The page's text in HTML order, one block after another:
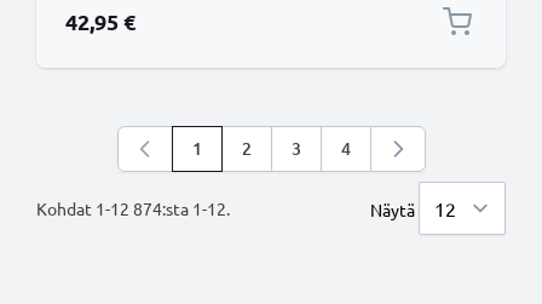
42,95 €
Kohdat 1-12 874:sta 1-12.
Luet parhaillaan sivua
1 Sivu
2 Sivu
3 Sivu
4
Näytä